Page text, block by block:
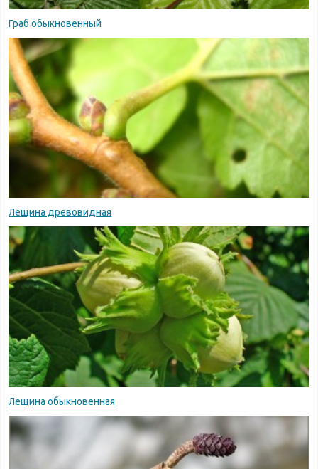
Граб обыкновенный
Лещина древовидная
Лещина обыкновенная